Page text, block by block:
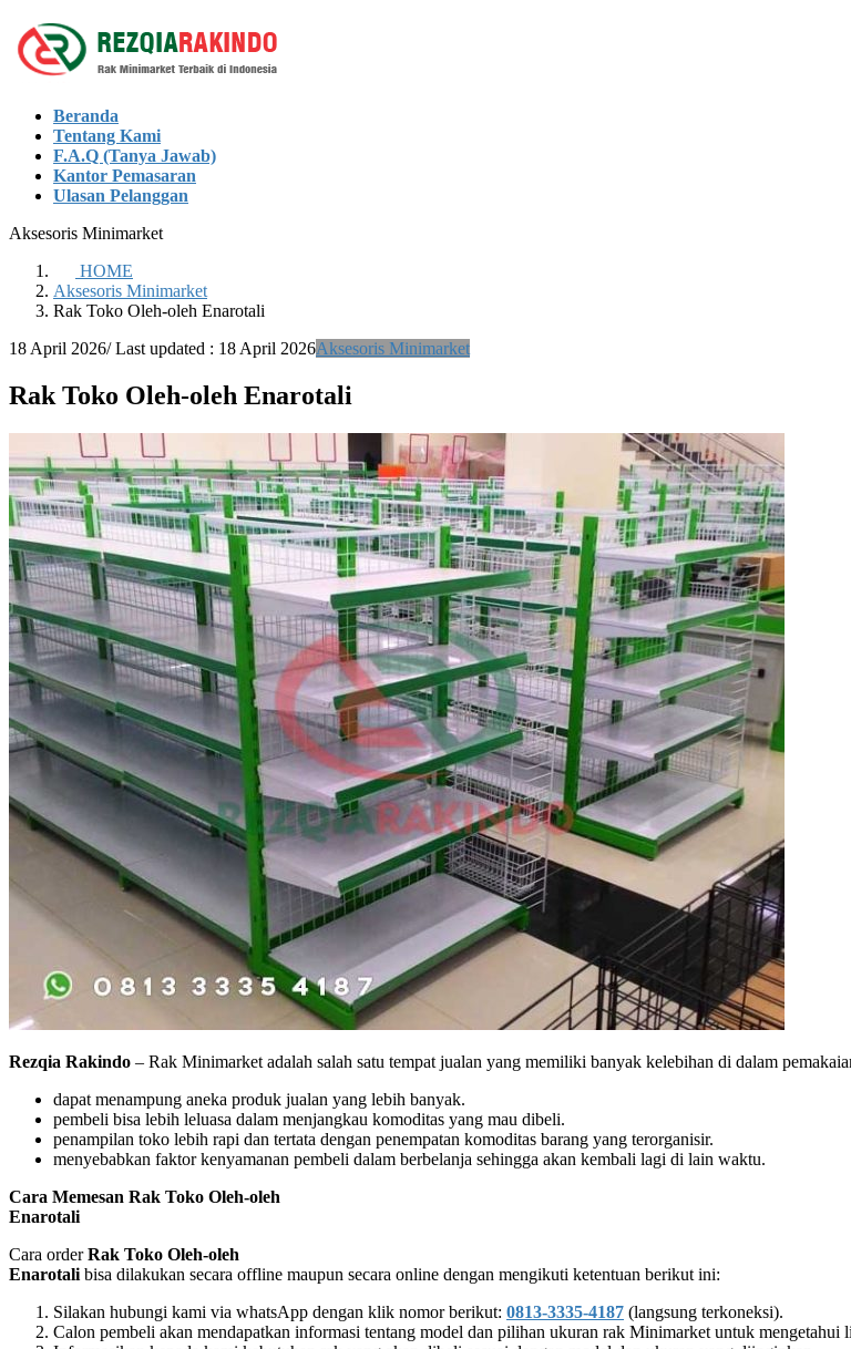
Skip
to
the
Skip
to
the
Beranda
Tentang Kami
F.A.Q (Tanya Jawab)
Kantor Pemasaran
Ulasan Pelanggan
Aksesoris Minimarket
HOME
Aksesoris Minimarket
Rak Toko Oleh-oleh Enarotali
18 April 2026/ Last updated : 18 April 2026Aksesoris Minimarket
Rak Toko Oleh-oleh Enarotali
Rezqia Rakindo – Rak Minimarket adalah salah satu tempat jualan yang memiliki banyak kelebihan di dalam
dapat menampung aneka produk jualan yang lebih banyak.
pembeli bisa lebih leluasa dalam menjangkau komoditas yang mau dibeli.
penampilan toko lebih rapi dan tertata dengan penempatan komoditas barang yang terorganisir.
menyebabkan faktor kenyamanan pembeli dalam berbelanja sehingga akan kembali lagi di lain waktu.
Cara Memesan Rak Toko Oleh-oleh
Enarotali
Cara orderRak Toko Oleh-oleh
Enarotali bisa dilakukan secara offline maupun secara online dengan mengikuti ketentuan berikut ini:
Silakan hubungi kami via whatsApp dengan klik nomor berikut: 0813-3335-4187 (langsung terkoneksi).
Calon pembeli akan mendapatkan informasi tentang model dan pilihan ukuran rak Minimarket untuk mengetahui